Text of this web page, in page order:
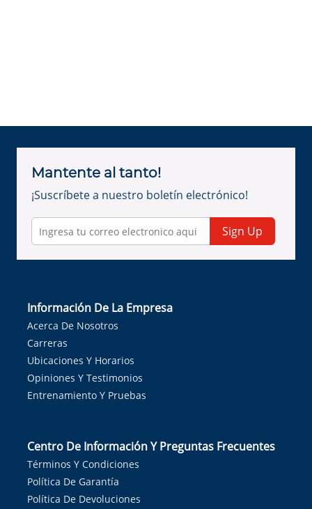
Mantente al tanto!
¡Suscríbete a nuestro boletín electrónico!
Sign Up
Información De La Empresa
Acerca De Nosotros
Carreras
Ubicaciones Y Horarios
Opiniones Y Testimonios
Entrenamiento Y Pruebas
Centro De Información Y Preguntas Frecuentes
Términos Y Condiciones
Política De Garantía
Política De Devoluciones